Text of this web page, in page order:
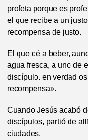
profeta porque es
el que recibe a un
recompensa de justo.
El que dé a beber,
agua fresca, a uno de
discípulo, en verdad
recompensa».
Cuando Jesús acabó
discípulos, partió de
ciudades.